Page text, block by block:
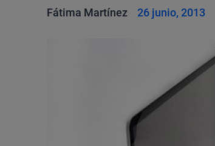
Fátima Martínez 26 junio, 2013